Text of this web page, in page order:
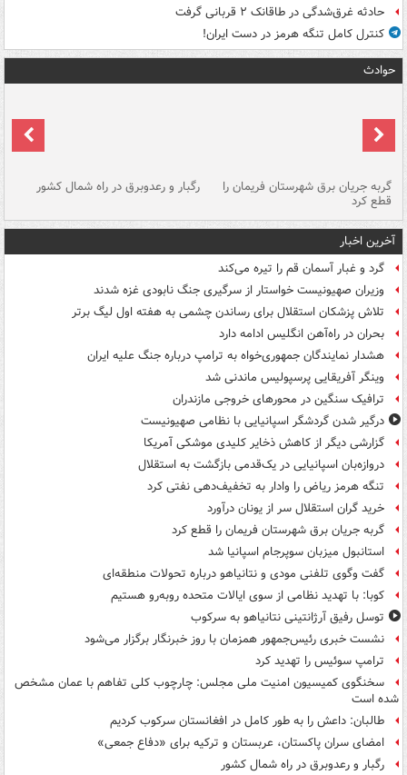
حادثه غرق‌شدگی در طاقانک ۲ قربانی گرفت
کنترل کامل تنگه هرمز در دست ایران!
حوادث
گربه جریان برق شهرستان فریمان را
قطع کرد
رگبار و رعدوبرق در راه شمال کشور
آخرین اخبار
گرد و غبار آسمان قم را تیره می‌کند
وزیران صهیونیست خواستار از سرگیری جنگ نابودی غزه شدند
تلاش پزشکان استقلال برای رساندن چشمی به هفته اول لیگ برتر
بحران در راه‌آهن انگلیس ادامه دارد
هشدار نمایندگان جمهوری‌خواه به ترامپ درباره جنگ علیه ایران
وینگر آفریقایی پرسپولیس ماندنی شد
ترافیک سنگین در محورهای خروجی مازندران
درگیر شدن گردشگر اسپانیایی با نظامی صهیونیست
گزارشی دیگر از کاهش ذخایر کلیدی موشکی آمریکا
دروازه‌بان اسپانیایی در یک‌قدمی بازگشت به استقلال
تنگه هرمز ریاض را وادار به تخفیف‌دهی نفتی کرد
خرید گران استقلال سر از یونان درآورد
گربه جریان برق شهرستان فریمان را قطع کرد
استانبول میزبان سوپرجام اسپانیا شد
گفت وگوی تلفنی مودی و نتانیاهو درباره تحولات منطقه‌ای
کوبا: با تهدید نظامی از سوی ایالات متحده روبه‌رو هستیم
توسل رفیق آرژانتینی نتانیاهو به سرکوب
نشست خبری رئیس‌جمهور همزمان با روز خبرنگار برگزار می‌شود
ترامپ سوئیس را تهدید کرد
سخنگوی کمیسیون امنیت ملی مجلس: چارچوب کلی تفاهم با عمان مشخص
شده است
طالبان: داعش را به طور کامل در افغانستان سرکوب کردیم
امضای سران پاکستان، عربستان و ترکیه برای «دفاع جمعی»
رگبار و رعدوبرق در راه شمال کشور